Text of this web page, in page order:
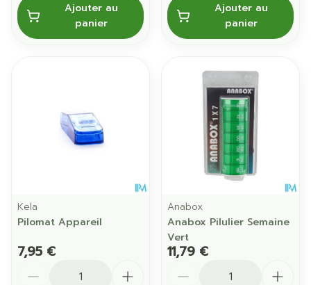
Ajouter au
panier
Ajouter au
panier
Kela
Pilomat Appareil
7,95 €
Anabox
Anabox Pilulier Semaine
Vert
11,79 €